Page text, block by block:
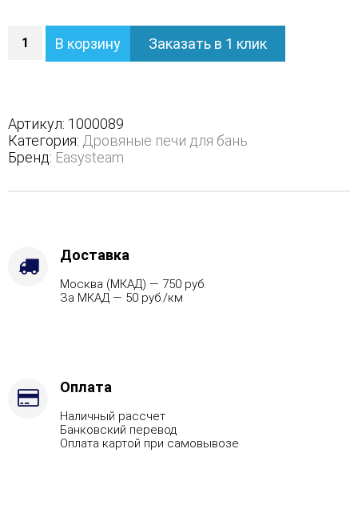
Печь
Анапа
кожухе
-
Варианты
кожуха
Защ.
Вид
топлива
В корзину Заказать в 1 клик
Артикул: 1000089
Категория: Дровяные печи для бань
Бренд: Easysteam
Доставка
Москва (МКАД) — 750 руб.
За МКАД — 50 руб./км
Оплата
Наличный рассчет
Банковский перевод
Оплата картой при самовывозе